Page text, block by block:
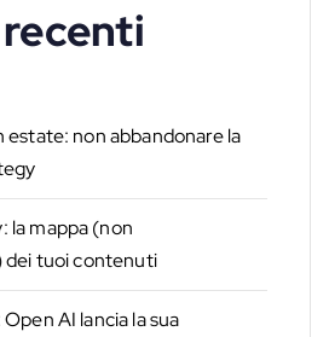
estate: non abbandonare la
mappa (non
dei tuoi contenuti
AI lancia la sua